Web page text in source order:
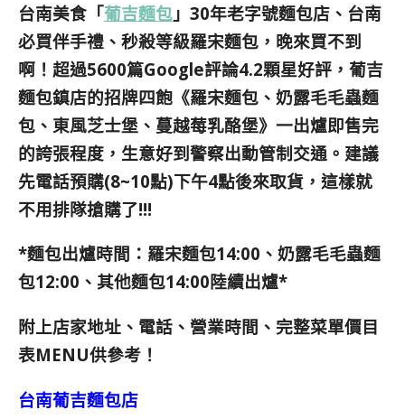
台南美食「葡吉麵包 」30年老字號麵包店、台南
必買伴手禮、秒殺等級羅宋麵包，晚來買不到
啊！超過5600篇Google評論4.2顆星好評， 葡吉
麵包鎮店的招牌四飽《羅宋麵包、奶露毛毛蟲麵
包、東風芝士堡、蔓越莓乳酪堡》一出爐即售完
的誇張程度，生意好到警察出動管制交通。建議
先電話預購(8~10點)下午4點後來取貨，這樣就
不用排隊搶購了!!!
*麵包出爐時間：羅宋麵包14:00、奶露毛毛蟲麵
包12:00、其他麵包14:00陸續出爐*
附上店家地址、電話、營業時間、完整菜單價目
表MENU供參考！
台南葡吉麵包店